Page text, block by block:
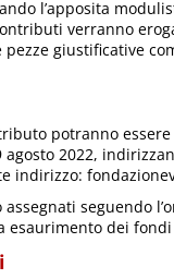
l’apposita
verranno
giustificative
potranno essere
agosto 2022,
indirizzo:
seguendo
esaurimento dei